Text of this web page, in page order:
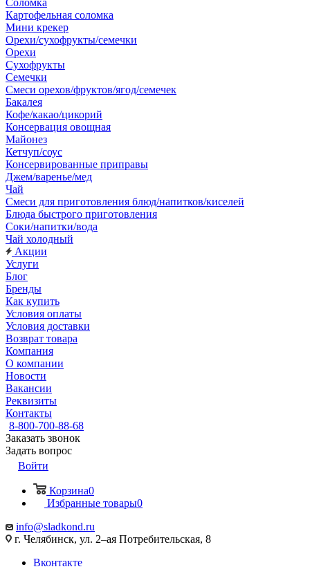
Соломка
Картофельная соломка
Мини крекер
Орехи/сухофрукты/семечки
Орехи
Сухофрукты
Семечки
Смеси орехов/фруктов/ягод/семечек
Бакалея
Кофе/какао/цикорий
Консервация овощная
Майонез
Кетчуп/соус
Консервированные приправы
Джем/варенье/мед
Чай
Смеси для приготовления блюд/напитков/киселей
Блюда быстрого приготовления
Соки/напитки/вода
Чай холодный
Акции
Услуги
Блог
Бренды
Как купить
Условия оплаты
Условия доставки
Возврат товара
Компания
О компании
Новости
Вакансии
Реквизиты
Контакты
8-800-700-88-68
Заказать звонок
Задать вопрос
Войти
Корзина0
Избранные товары0
info@sladkond.ru
г. Челябинск, ул. 2–ая Потребительская, 8
Вконтакте